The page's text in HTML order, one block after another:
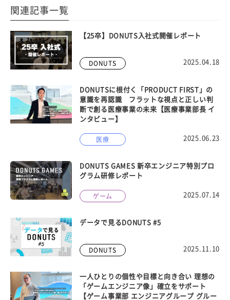
関連記事一覧
DONUTS 2025.04.18
【25卒】DONUTS入社式開催レポート
医療 2025.06.23
DONUTSに根付く「PRODUCT FIRST」の
意識を再認識 フラットな視点と正しい判
断で創る医療事業の未来【医療事業部長 イ
ンタビュー】
ゲーム 2025.07.14
DONUTS GAMES 新卒エンジニア特別プロ
グラム研修レポート
DONUTS 2025.11.10
データで見るDONUTS #5
一人ひとりの個性や目標と向き合い 理想の
「ゲームエンジニア像」確立をサポート
【ゲーム事業部 エンジニアグループ グルー